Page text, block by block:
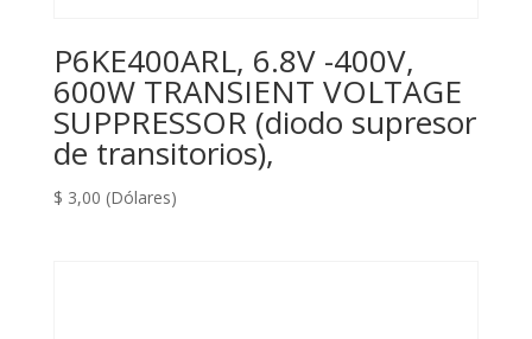
P6KE400ARL, 6.8V -400V,
600W TRANSIENT VOLTAGE
SUPPRESSOR (diodo supresor
de transitorios),
$ 3,00 (Dólares)